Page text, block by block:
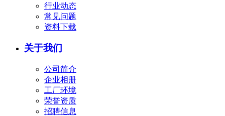
行业动态
常见问题
资料下载
关于我们
公司简介
企业相册
工厂环境
荣誉资质
招聘信息